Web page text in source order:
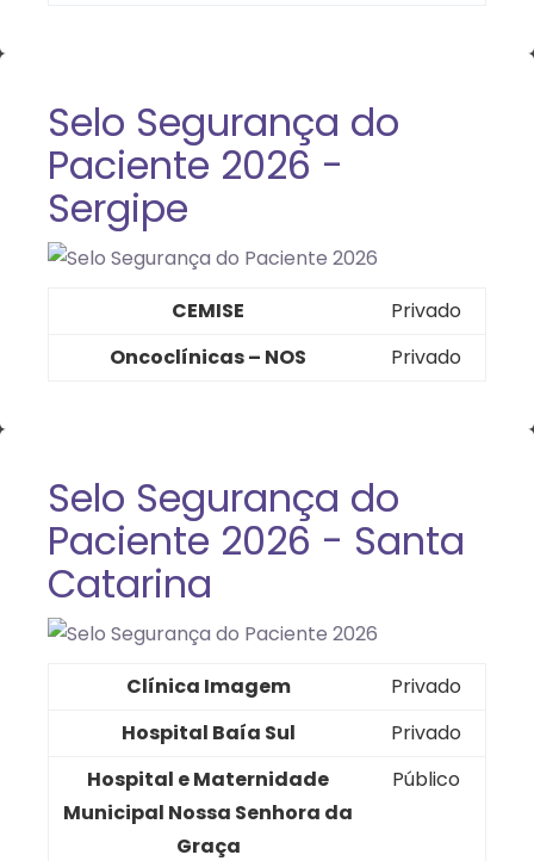
Selo Segurança do
Paciente 2026 -
Sergipe
CEMISE
Privado
Oncoclínicas – NOS
Privado
Selo Segurança do
Paciente 2026 - Santa
Catarina
Clínica Imagem
Privado
Hospital Baía Sul
Privado
Hospital e Maternidade
Municipal Nossa Senhora da
Graça
Público